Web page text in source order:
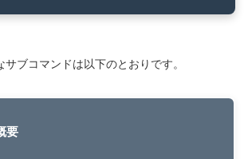
ブコマンドは以下のとおりです。
要